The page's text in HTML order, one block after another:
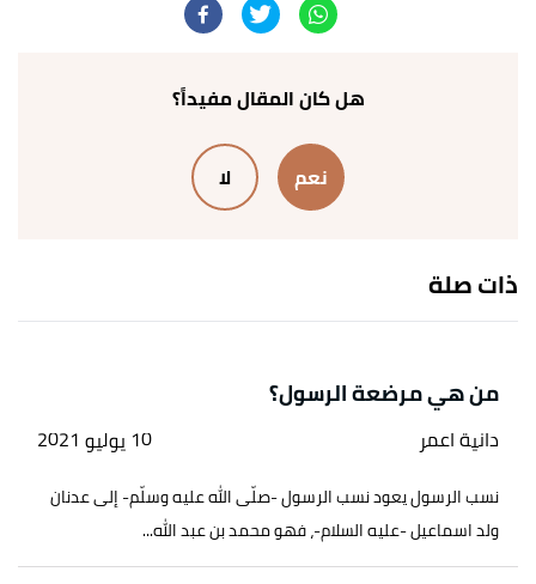
رواه البخاري، في صحيح البخاري، عن جبير بن مطعم ،
↑محيي الدين عطية (8/12/2016)،
"أخلاق النبي محمد
بتاريخ 10/9/2021. بتصرّف.
هل كان المقال مفيداً؟
نعم لا
ذات صلة
من هي مرضعة الرسول؟
دانية اعمر 10 يوليو 2021
نسب الرسول يعود نسب الرسول -صلّى الله عليه وسلّم- إلى عدنان
ولد اسماعيل -عليه السلام-، فهو محمد بن عبد الله...